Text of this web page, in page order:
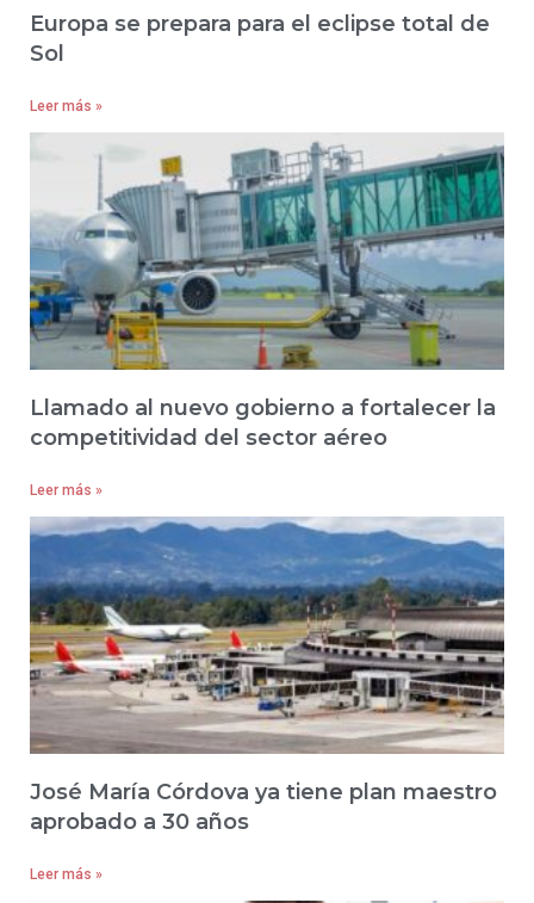
Europa se prepara para el eclipse total de
Sol
Leer más »
Llamado al nuevo gobierno a fortalecer la
competitividad del sector aéreo
Leer más »
José María Córdova ya tiene plan maestro
aprobado a 30 años
Leer más »